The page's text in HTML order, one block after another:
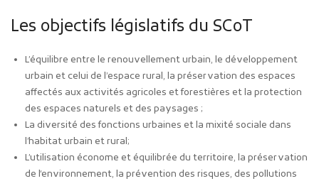
Les objectifs législatifs du SCoT
L’équilibre entre le renouvellement urbain, le développement
urbain et celui de l’espace rural, la préservation des espaces
affectés aux activités agricoles et forestières et la protection
des espaces naturels et des paysages ;
La diversité des fonctions urbaines et la mixité sociale dans
l’habitat urbain et rural;
L’utilisation économe et équilibrée du territoire, la préservation
de l‘environnement, la prévention des risques, des pollutions